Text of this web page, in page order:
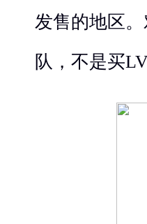
发售的地区。
队，不是买